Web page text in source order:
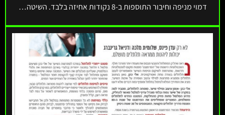
דמוי מניפה וחיבור התוספות ב-8 נקודות אחיזה בלבד. השיטה…